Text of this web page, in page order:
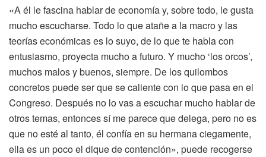
«A él le fascina hablar de economía y, sobre todo, le gusta
mucho escucharse. Todo lo que atañe a la macro y las
teorías económicas es lo suyo, de lo que te habla con
entusiasmo, proyecta mucho a futuro. Y mucho ‘los orcos’,
muchos malos y buenos, siempre. De los quilombos
concretos puede ser que se caliente con lo que pasa en el
Congreso. Después no lo vas a escuchar mucho hablar de
otros temas, entonces sí me parece que delega, pero no es
que no esté al tanto, él confía en su hermana ciegamente,
ella es un poco el dique de contención», puede recogerse